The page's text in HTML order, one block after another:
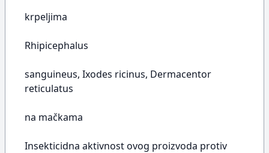
krpeljima
Rhipicephalus
sanguineus, Ixodes ricinus, Dermacentor
reticulatus
na mačkama
Insekticidna aktivnost ovog proizvoda protiv